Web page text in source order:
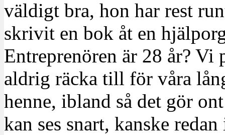
väldigt bra, hon har rest
skrivit en bok åt en
Entreprenören är 28 år? Vi
aldrig räcka till för våra
henne, ibland så det gör
kan ses snart, kanske